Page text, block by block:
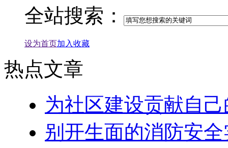
全站搜索：
热点文章
为社区建设贡献自
别开生面的消防安